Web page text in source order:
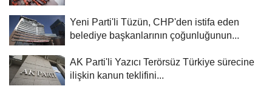
Yeni Parti'li Tüzün, CHP'den istifa eden
belediye başkanlarının çoğunluğunun...
AK Parti'li Yazıcı Terörsüz Türkiye sürecine
ilişkin kanun teklifini...